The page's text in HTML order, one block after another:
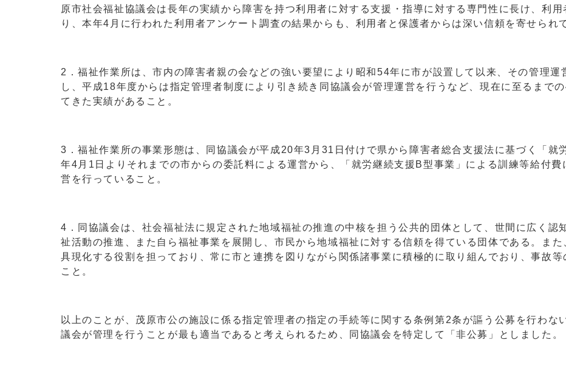
原市社会福祉協議会は長年の実績から障害を持つ利用者に対する支援・指導に対する専門性に長け、利
り、本年4月に行われた利用者アンケート調査の結果からも、利用者と保護者からは深い信頼を寄せられ
2．福祉作業所は、市内の障害者親の会などの強い要望により昭和54年に市が設置して以来、その管理
し、平成18年度からは指定管理者制度により引き続き同協議会が管理運営を行うなど、現在に至るまで
てきた実績があること。
3．福祉作業所の事業形態は、同協議会が平成20年3月31日付けで県から障害者総合支援法に基づく「就
年4月1日よりそれまでの市からの委託料による運営から、「就労継続支援B型事業」による訓練等給付
営を行っていること。
4．同協議会は、社会福祉法に規定された地域福祉の推進の中核を担う公共的団体として、世間に広く認
祉活動の推進、また自ら福祉事業を展開し、市民から地域福祉に対する信頼を得ている団体である。ま
具現化する役割を担っており、常に市と連携を図りながら関係諸事業に積極的に取り組んでおり、事故
こと。
以上のことが、茂原市公の施設に係る指定管理者の指定の手続等に関する条例第2条が謳う公募を行わな
議会が管理を行うことが最も適当であると考えられるため、同協議会を特定して「非公募」としました。